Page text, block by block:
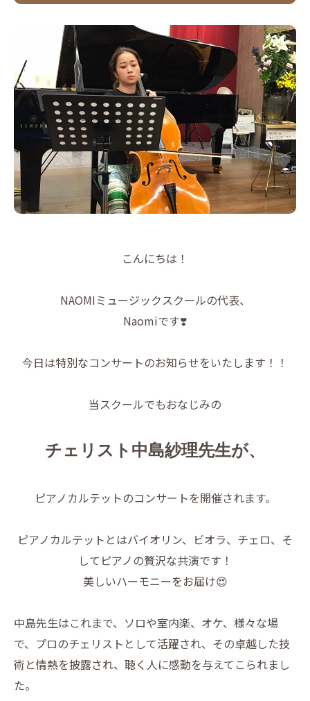
こんにちは！
NAOMIミュージックスクールの代表、
Naomiです❣️
今日は特別なコンサートのお知らせをいたします！！
当スクールでもおなじみの
チェリスト中島紗理先生が、
ピアノカルテットのコンサートを開催されます。
ピアノカルテットとはバイオリン、ビオラ、チェロ、そ
してピアノの贅沢な共演です！
美しいハーモニーをお届け😍
中島先生はこれまで、ソロや室内楽、オケ、様々な場
で、プロのチェリストとして活躍され、その卓越した技
術と情熱を披露され、聴く人に感動を与えてこられまし
た。